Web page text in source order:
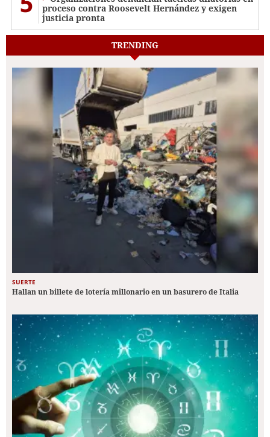
proceso contra Roosevelt Hernández y exigen
justicia pronta
TRENDING
SUERTE
Hallan un billete de lotería millonario en un basurero de Italia